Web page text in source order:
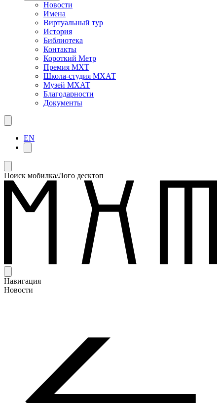
Новости
Имена
Виртуальный тур
История
Библиотека
Контакты
Короткий Метр
Премия МХТ
Школа-студия МХАТ
Музей МХАТ
Благодарности
Документы
EN
Поиск мобилка/Лого десктоп
Навигация
Новости